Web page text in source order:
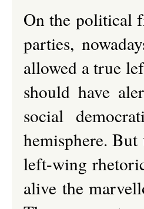
On the political
parties,
allowed a true
should have
social
hemisphere.
left-wing
alive the